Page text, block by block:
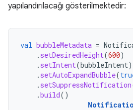
yapılandırılacağı gösterilmektedir:
val bubbleMetadata =
. setDesiredHeight(600)
. setIntent(bubbleIntent)
. setAutoExpandBubble(
. setSuppressNotification
.build()